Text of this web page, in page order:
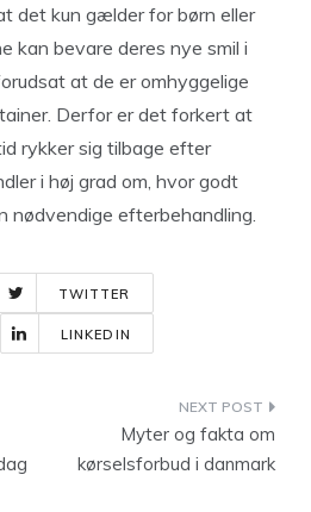
det kun gælder for børn eller
kan bevare deres nye smil i
at de er omhyggelige
Derfor er det forkert at
rykker sig tilbage efter
i høj grad om, hvor godt
nødvendige efterbehandling.
TWITTER
LINKEDIN
Myter og fakta om
kørselsforbud i danmark